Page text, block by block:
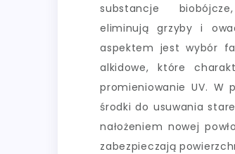
substancje
eliminują grzyby i
aspektem jest wybór
alkidowe, które
promieniowanie UV. W
środki do usuwania
nałożeniem nowej
zabezpieczają